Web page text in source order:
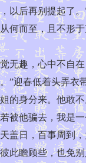
以后再别提起了
何而至，且不形于
，心中不自在
”迎春低着头弄衣
的身分来。他敢
被他骗去，我是
盖日，百事周到
此瞻顾些，也免